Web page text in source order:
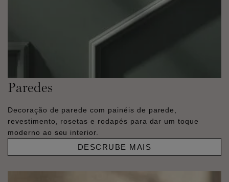
Paredes
Decoração de parede com painéis de parede,
revestimento, rosetas e rodapés para dar um toque
moderno ao seu interior.
DESCRUBE MAIS